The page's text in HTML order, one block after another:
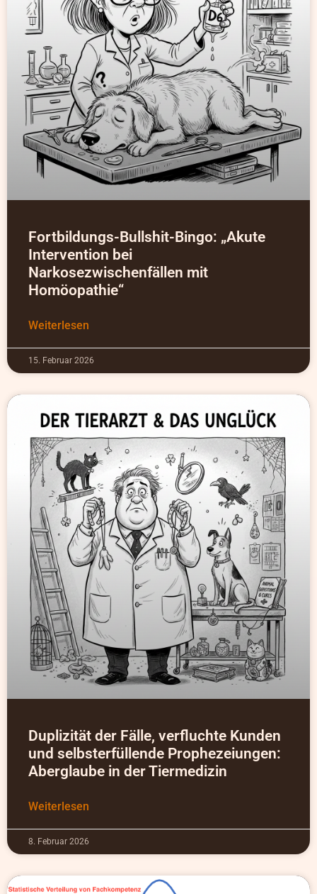
Fortbildungs-Bullshit-Bingo: „Akute
Intervention bei
Narkosezwischenfällen mit
Homöopathie“
Weiterlesen
15. Februar 2026
Duplizität der Fälle, verfluchte Kunden
und selbsterfüllende Prophezeiungen:
Aberglaube in der Tiermedizin
Weiterlesen
8. Februar 2026